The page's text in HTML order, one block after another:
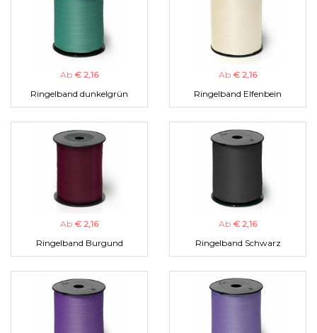
Ab € 2,16
Ringelband dunkelgrün
Ab € 2,16
Ringelband Elfenbein
Ab € 2,16
Ringelband Burgund
Ab € 2,16
Ringelband Schwarz